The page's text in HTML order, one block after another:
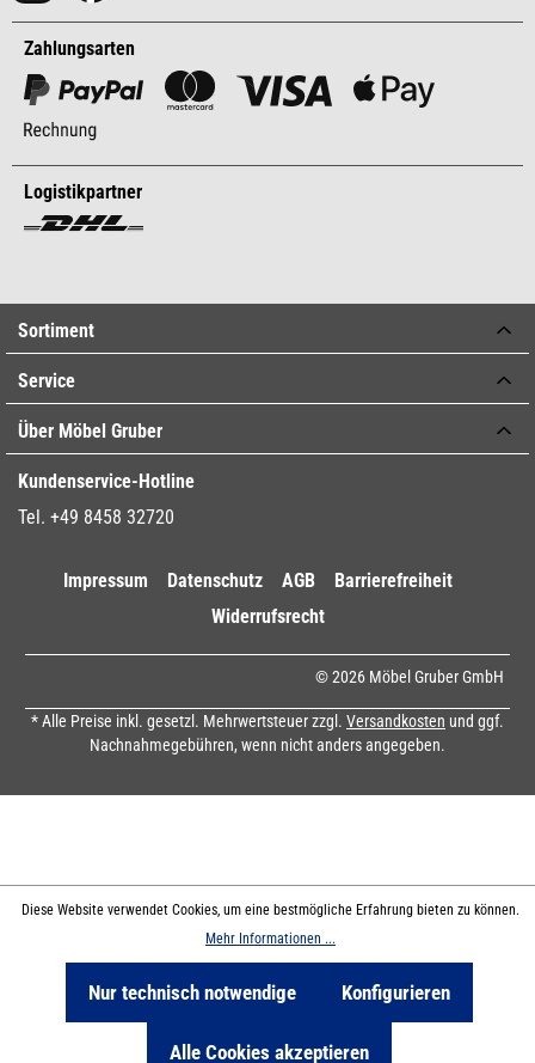
Zahlungsarten
Logistikpartner
Sortiment
Service
Über Möbel Gruber
Kundenservice-Hotline
Tel. +49 8458 32720
Impressum Datenschutz AGB
Barrierefreiheit
Widerrufsrecht
© 2026 Möbel Gruber GmbH
* Alle Preise inkl. gesetzl. Mehrwertsteuer zzgl. Versandkosten und ggf.
Nachnahmegebühren, wenn nicht anders angegeben.
Diese Website verwendet Cookies, um eine bestmögliche Erfahrung bieten zu können.
Mehr Informationen ...
Nur technisch notwendige Konfigurieren
Alle Cookies akzeptieren